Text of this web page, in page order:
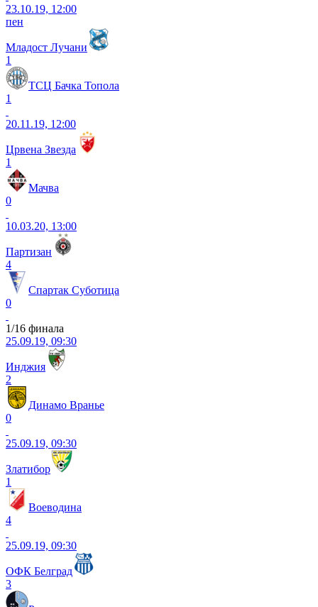
23.10.19, 12:00
пен
Младост Лучани
1
ТСЦ Бачка Топола
1
20.11.19, 12:00
Црвена Звезда
1
Мачва
0
10.03.20, 13:00
Партизан
4
Спартак Суботица
0
1/16 финала
25.09.19, 09:30
Инджия
2
Динамо Вранье
0
25.09.19, 09:30
Златибор
1
Воеводина
4
25.09.19, 09:30
ОФК Белград
3